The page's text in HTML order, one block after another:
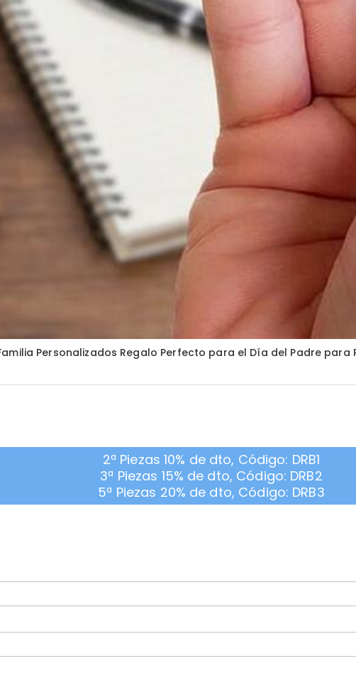
Personalizados Regalo Perfecto para el Día del Padre para
2ª Piezas 10% de dto, Código: DRB1
3ª Piezas 15% de dto, Código: DRB2
5ª Piezas 20% de dto, Código: DRB3